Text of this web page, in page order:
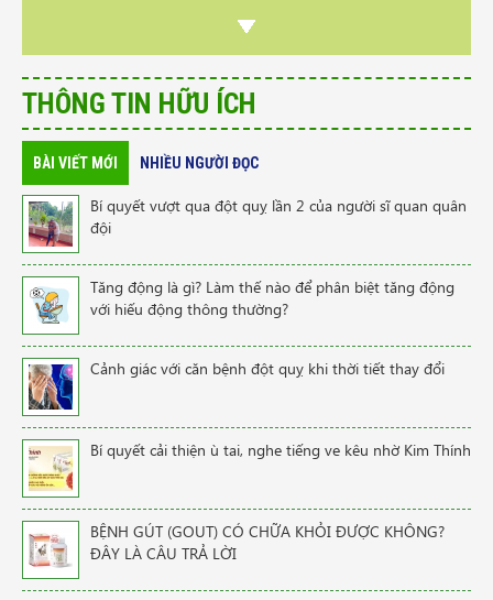
Làm sạch mụn da bằng cách nào nhanh nhất
THÔNG TIN HỮU ÍCH
BÀI VIẾT MỚI NHIỀU NGƯỜI ĐỌC
Bí quyết vượt qua đột quỵ lần 2 của người sĩ quan quân
đội
Tăng động là gì? Làm thế nào để phân biệt tăng động
với hiếu động thông thường?
Cảnh giác với căn bệnh đột quỵ khi thời tiết thay đổi
Bí quyết cải thiện ù tai, nghe tiếng ve kêu nhờ Kim Thính
BỆNH GÚT (GOUT) CÓ CHỮA KHỎI ĐƯỢC KHÔNG?
ĐÂY LÀ CÂU TRẢ LỜI